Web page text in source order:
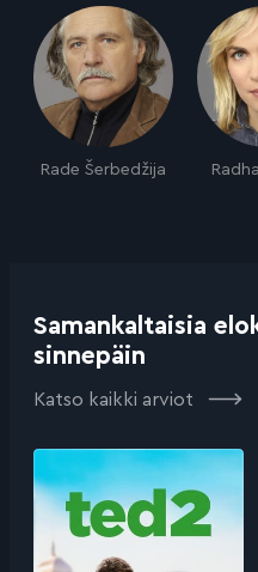
Rade Šerbedžija
Samankaltaisia
sinnepäin
Katso kaikki arviot